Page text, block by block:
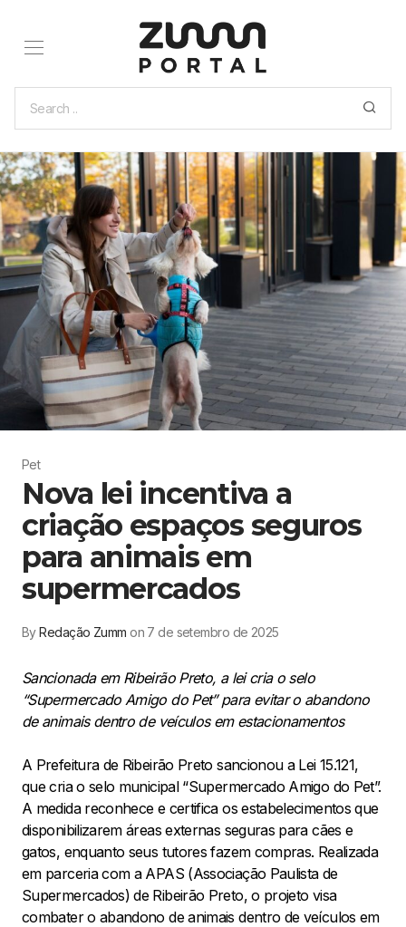
Pet
Nova lei incentiva a
criação espaços seguros
para animais em
supermercados
ByRedação Zumm on 7 de setembro de 2025
Sancionada em Ribeirão Preto, a lei cria o selo
“Supermercado Amigo do Pet” para evitar o abandono
de animais dentro de veículos em estacionamentos
A Prefeitura de Ribeirão Preto sancionou a Lei 15.121,
que cria o selo municipal “Supermercado Amigo do Pet”.
A medida reconhece e certifica os estabelecimentos que
disponibilizarem áreas externas seguras para cães e
gatos, enquanto seus tutores fazem compras. Realizada
em parceria com a APAS (Associação Paulista de
Supermercados) de Ribeirão Preto, o projeto visa
combater o abandono de animais dentro de veículos em